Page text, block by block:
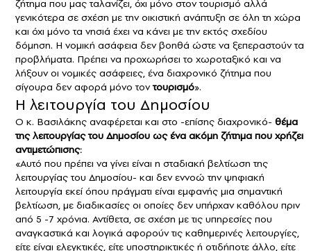
ζήτημα που μας ταλανίζει, όχι μόνο στον τουρισμό αλλά
γενικότερα σε σχέση με την οικιστική ανάπτυξη σε όλη τη χώρα
και όχι μόνο τα νησιά έχει να κάνει με την εκτός σχεδίου
δόμηση. Η νομική ασάφεια δεν βοηθά ώστε να ξεπεραστούν τα
προβλήματα. Πρέπει να προχωρήσει το χωροταξικό και να
λήξουν οι νομικές ασάφειες, ένα διαχρονικό ζήτημα που
σίγουρα δεν αφορά μόνο τοντουρισμό».
Η λειτουργία του Δημοσίου
Ο κ. Βασιλάκης αναφέρεται και στο -επίσης διαχρονικό- θέμα
της λειτουργίας του Δημοσίου ως ένα ακόμη ζήτημα που χρήζει
αντιμετώπισης:
«Αυτό που πρέπει να γίνει είναι η σταδιακή βελτίωση της
λειτουργίας του Δημοσίου- και δεν εννοώ την ψηφιακή
λειτουργία εκεί όπου πράγματι είναι εμφανής μια σημαντική
βελτίωση, με διαδικασίες οι οποίες δεν υπήρχαν καθόλου πριν
από 5 -7 χρόνια. Αντίθετα, σε σχέση με τις υπηρεσίες που
αναγκαστικά και λογικά αφορούν τις καθημερινές λειτουργίες,
είτε είναι ελεγκτικές, είτε υποστηρικτικές ή οτιδήποτε άλλο, είτε